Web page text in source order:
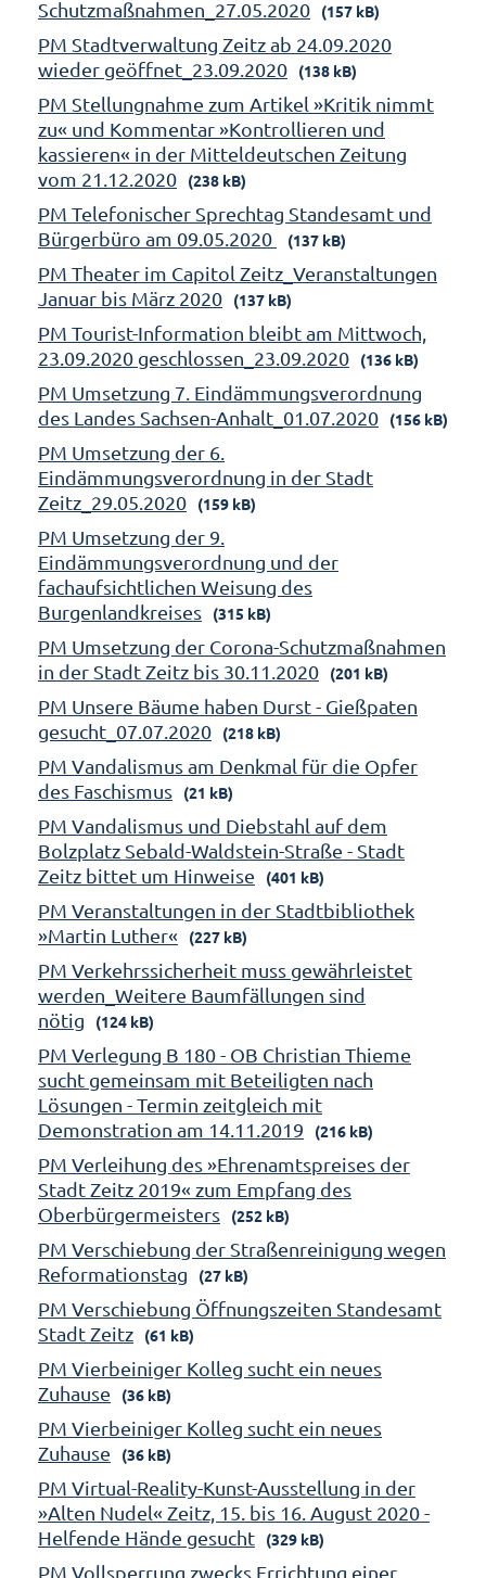
Schutzmaßnahmen_27.05.2020
(157 kB)
PM Stadtverwaltung Zeitz ab 24.09.2020
wieder geöffnet_23.09.2020
(138 kB)
PM Stellungnahme zum Artikel »Kritik nimmt
zu« und Kommentar »Kontrollieren und
kassieren« in der Mitteldeutschen Zeitung
vom 21.12.2020
(238 kB)
PM Telefonischer Sprechtag Standesamt und
Bürgerbüro am 09.05.2020
(137 kB)
PM Theater im Capitol Zeitz_Veranstaltungen
Januar bis März 2020
(137 kB)
PM Tourist-Information bleibt am Mittwoch,
23.09.2020 geschlossen_23.09.2020
(136 kB)
PM Umsetzung 7. Eindämmungsverordnung
des Landes Sachsen-Anhalt_01.07.2020
(156 kB)
PM Umsetzung der 6.
Eindämmungsverordnung in der Stadt
Zeitz_29.05.2020
(159 kB)
PM Umsetzung der 9.
Eindämmungsverordnung und der
fachaufsichtlichen Weisung des
Burgenlandkreises
(315 kB)
PM Umsetzung der Corona-Schutzmaßnahmen
in der Stadt Zeitz bis 30.11.2020
(201 kB)
PM Unsere Bäume haben Durst - Gießpaten
gesucht_07.07.2020
(218 kB)
PM Vandalismus am Denkmal für die Opfer
des Faschismus
(21 kB)
PM Vandalismus und Diebstahl auf dem
Bolzplatz Sebald-Waldstein-Straße - Stadt
Zeitz bittet um Hinweise
(401 kB)
PM Veranstaltungen in der Stadtbibliothek
»Martin Luther«
(227 kB)
PM Verkehrssicherheit muss gewährleistet
werden_Weitere Baumfällungen sind
nötig
(124 kB)
PM Verlegung B 180 - OB Christian Thieme
sucht gemeinsam mit Beteiligten nach
Lösungen - Termin zeitgleich mit
Demonstration am 14.11.2019
(216 kB)
PM Verleihung des »Ehrenamtspreises der
Stadt Zeitz 2019« zum Empfang des
Oberbürgermeisters
(252 kB)
PM Verschiebung der Straßenreinigung wegen
Reformationstag
(27 kB)
PM Verschiebung Öffnungszeiten Standesamt
Stadt Zeitz
(61 kB)
PM Vierbeiniger Kolleg sucht ein neues
Zuhause
(36 kB)
PM Vierbeiniger Kolleg sucht ein neues
Zuhause
(36 kB)
PM Virtual-Reality-Kunst-Ausstellung in der
»Alten Nudel« Zeitz, 15. bis 16. August 2020 -
Helfende Hände gesucht
(329 kB)
PM Vollsperrung zwecks Errichtung einer